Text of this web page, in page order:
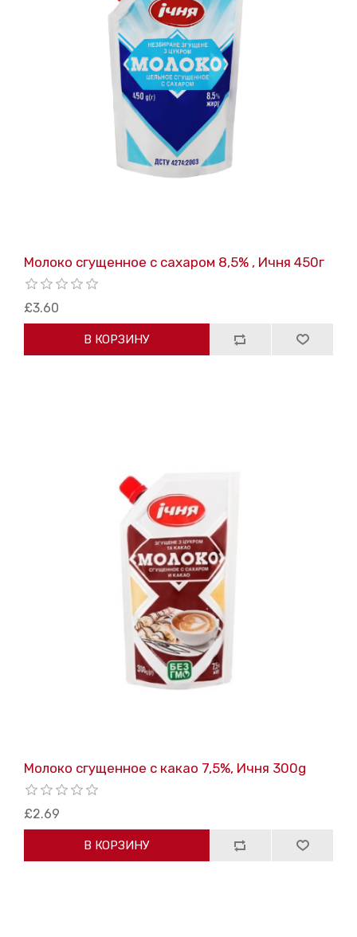
Молоко сгущенное с сахаром 8,5% , Ичня 450г
£3.60
В КОРЗИНУ
Молоко сгущенное с какао 7,5%, Ичня 300g
£2.69
В КОРЗИНУ